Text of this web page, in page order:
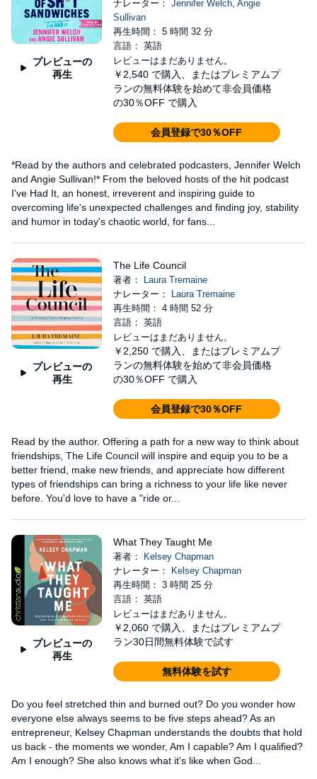
プレビューの
再生
ナレーター： Jennifer Welch, Angie
Sullivan
再生時間： 5 時間 32 分
言語： 英語
レビューはまだありません。
￥2,540 で購入、またはプレミアムプ
ランの無料体験を始めて非会員価格
の30％OFF で購入
会員登録で30％OFF
*Read by the authors and celebrated podcasters, Jennifer Welch
and Angie Sullivan!* From the beloved hosts of the hit podcast
I've Had It, an honest, irreverent and inspiring guide to
overcoming life's unexpected challenges and finding joy, stability
and humor in today's chaotic world, for fans...
プレビューの
再生
The Life Council
著者：
Laura Tremaine
ナレーター：
Laura Tremaine
再生時間： 4 時間 52 分
言語： 英語
レビューはまだありません。
￥2,250 で購入、またはプレミアムプ
ランの無料体験を始めて非会員価格
の30％OFF で購入
会員登録で30％OFF
Read by the author. Offering a path for a new way to think about
friendships, The Life Council will inspire and equip you to be a
better friend, make new friends, and appreciate how different
types of friendships can bring a richness to your life like never
before. You'd love to have a "ride or...
プレビューの
再生
What They Taught Me
著者：
Kelsey Chapman
ナレーター：
Kelsey Chapman
再生時間： 3 時間 25 分
言語： 英語
レビューはまだありません。
￥2,060 で購入、またはプレミアムプ
ラン30日間無料体験で試す
無料体験を試す
Do you feel stretched thin and burned out? Do you wonder how
everyone else always seems to be five steps ahead? As an
entrepreneur, Kelsey Chapman understands the doubts that hold
us back - the moments we wonder, Am I capable? Am I qualified?
Am I enough? She also knows what it's like when God...